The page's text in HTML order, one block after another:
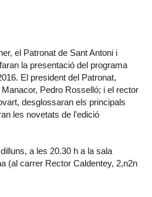
el Patronat de Sant Antoni i
la presentació del programa
El president del Patronat,
Pedro Rosselló; i el rector
desglossaran els principals
les novetats de l’edició
a les 20.30 h a la sala
(al carrer Rector Caldentey, 2,n2n